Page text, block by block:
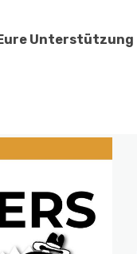
Unterstützung